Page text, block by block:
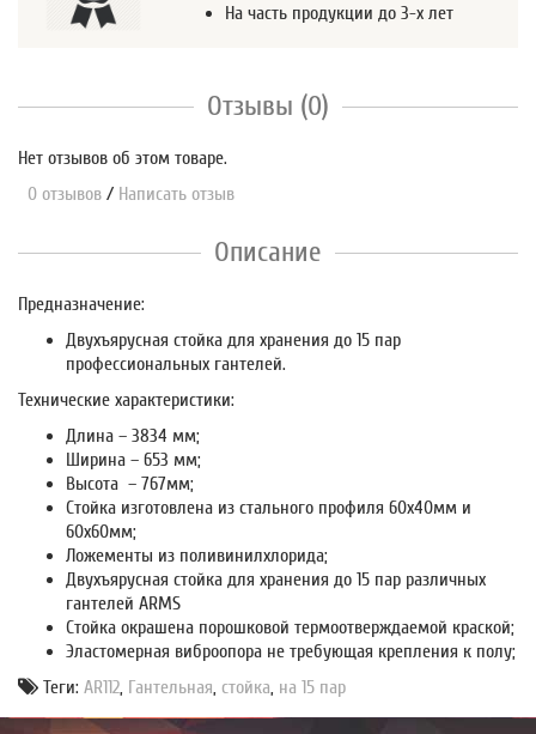
На часть продукции до 3-х лет
Отзывы (0)
Нет отзывов об этом товаре.
0 отзывов / Написать отзыв
Описание
Предназначение:
Двухъярусная стойка для хранения до 15 пар
профессиональных гантелей.
Технические характеристики:
Длина – 3834 мм;
Ширина – 653 мм;
Высота – 767мм;
Стойка изготовлена из стального профиля 60х40мм и
60х60мм;
Ложементы из поливинилхлорида;
Двухъярусная стойка для хранения до 15 пар различных
гантелей ARMS
Стойка окрашена порошковой термоотверждаемой краской;
Эластомерная виброопора не требующая крепления к полу;
Теги: AR112, Гантельная, стойка, на 15 пар